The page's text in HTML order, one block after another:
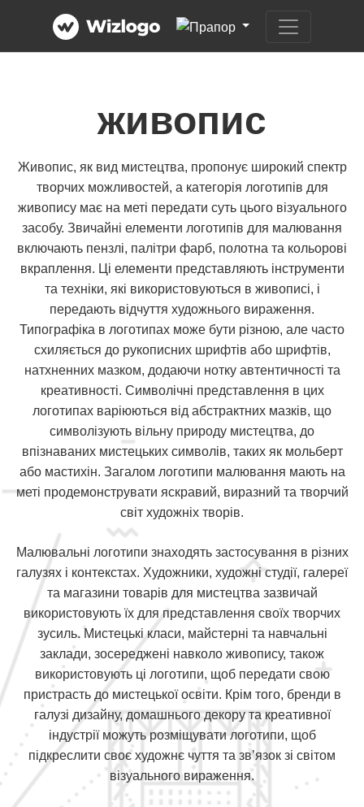
живопис
Живопис, як вид мистецтва, пропонує широкий спектр
творчих можливостей, а категорія логотипів для
живопису має на меті передати суть цього візуального
засобу. Звичайні елементи логотипів для малювання
включають пензлі, палітри фарб, полотна та кольорові
вкраплення. Ці елементи представляють інструменти
та техніки, які використовуються в живописі, і
передають відчуття художнього вираження.
Типографіка в логотипах може бути різною, але часто
схиляється до рукописних шрифтів або шрифтів,
натхненних мазком, додаючи нотку автентичності та
креативності. Символічні представлення в цих
логотипах варіюються від абстрактних мазків, що
символізують вільну природу мистецтва, до
впізнаваних мистецьких символів, таких як мольберт
або мастихін. Загалом логотипи малювання мають на
меті продемонструвати яскравий, виразний та творчий
світ художніх творів.
Малювальні логотипи знаходять застосування в різних
галузях і контекстах. Художники, художні студії, галереї
та магазини товарів для мистецтва зазвичай
використовують їх для представлення своїх творчих
зусиль. Мистецькі класи, майстерні та навчальні
заклади, зосереджені навколо живопису, також
використовують ці логотипи, щоб передати свою
пристрасть до мистецької освіти. Крім того, бренди в
галузі дизайну, домашнього декору та креативної
індустрії можуть розміщувати логотипи, щоб
підкреслити своє художнє чуття та зв’язок зі світом
візуального вираження.